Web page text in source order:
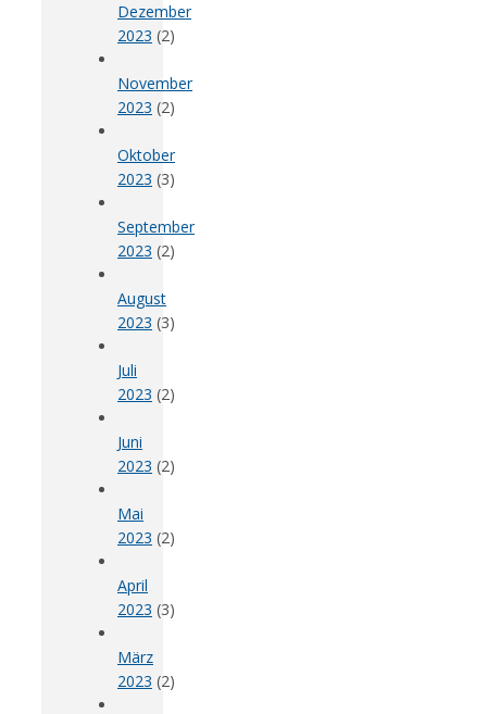
Dezember
2023 (2)
November
2023 (2)
Oktober
2023 (3)
September
2023 (2)
August
2023 (3)
Juli
2023 (2)
Juni
2023 (2)
Mai
2023 (2)
April
2023 (3)
März
2023 (2)